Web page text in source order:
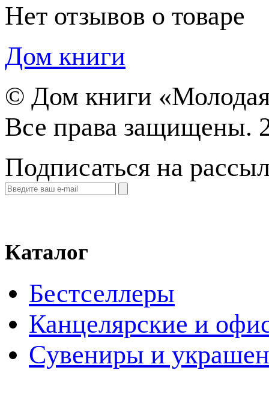
Нет отзывов о товаре
Дом книги
© Дом книги
Все права защищены.
Подписаться на
Каталог
Бестселлеры
Канцелярские и
Cувениры и